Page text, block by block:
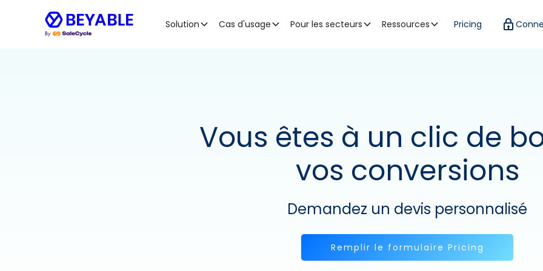
Solution Cas d'usage Pour les secteurs Ressources Pricing
Vous êtes à un clic de
vos conversions
Demandez un devis personnalisé
Remplir le formulaire Pricing